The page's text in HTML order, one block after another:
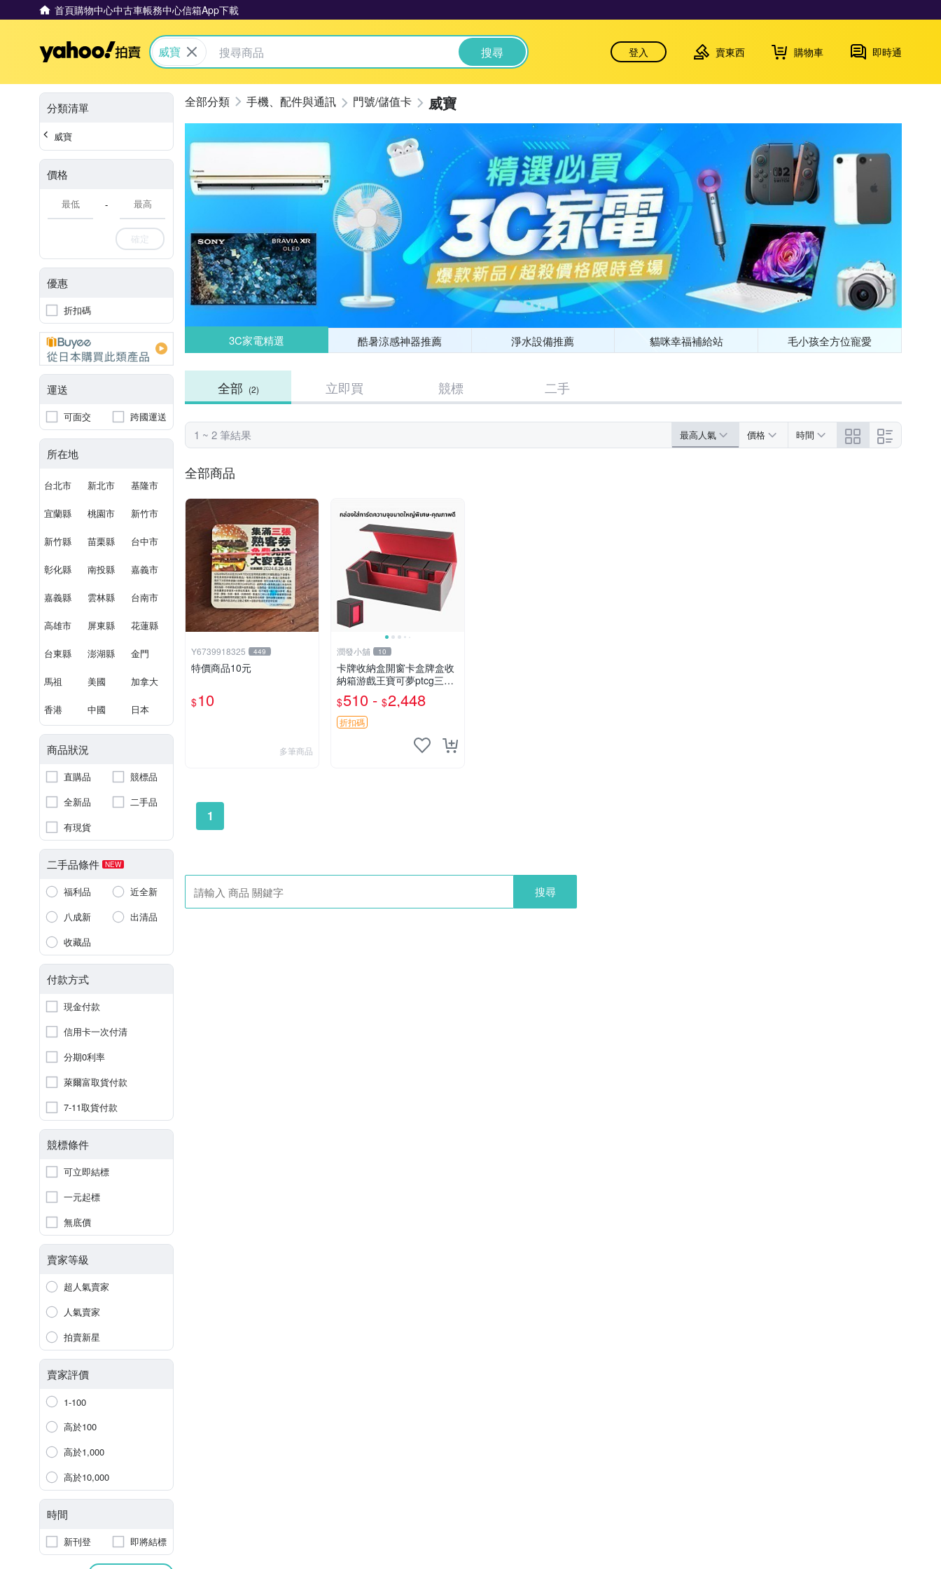
首頁購物中心中古車帳務中心信箱App下載
Yahoo拍賣
威寶 搜尋 登入 賣東西 購物車 即時通
分類清單
威寶
價格
-
確定
優惠
折扣碼
運送
可面交 跨國運送
所在地
台北市 新北市 基隆市
宜蘭縣 桃園市 新竹市
新竹縣 苗栗縣 台中市
彰化縣 南投縣 嘉義市
嘉義縣 雲林縣 台南市
高雄市 屏東縣 花蓮縣
台東縣 澎湖縣 金門
馬祖 美國 加拿大
香港 中國 日本
商品狀況
直購品
競標品
全新品
二手品
有現貨
二手品條件 NEW
福利品
近全新
八成新
出清品
收藏品
付款方式
現金付款
信用卡一次付清
分期0利率
萊爾富取貨付款
7-11取貨付款
競標條件
可立即結標
一元起標
無底價
賣家等級
超人氣賣家
人氣賣家
拍賣新星
賣家評價
1-100
高於100
高於1,000
高於10,000
時間
新刊登 即將結標
手機、配件與通訊 門號/儲值卡 威寶
3C家電精選 酷暑涼感神器推薦 淨水設備推薦 貓咪幸福補給站 毛小孩全方位寵愛
全部 (2) 立即買 競標 二手
1 ~ 2 筆結果 最高人氣 價格 時間
全部商品
Y6739918325 449
特價商品10元
$10
多筆商品
潤發小舖 10
卡牌收納盒開窗卡盒牌盒收
納箱游戲王寶可夢ptcg三國
殺海賊王dtcg
$510 - $2,448
折扣碼
1
搜尋